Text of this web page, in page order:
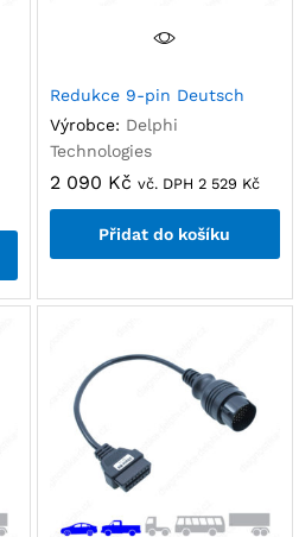
Redukce 9-pin Deutsch
Výrobce: Delphi
Technologies
2 090 Kč vč. DPH 2 529 Kč
Přidat do košíku